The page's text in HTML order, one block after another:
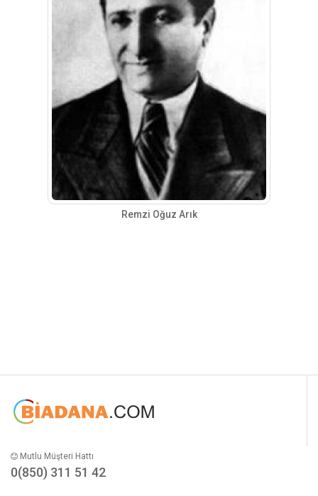
Remzi Oğuz Arık
Mutlu Müşteri Hattı
0(850) 311 51 42